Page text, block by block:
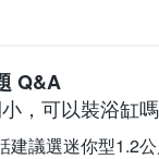
Q&A
，可以裝浴缸
建議選迷你型1.2